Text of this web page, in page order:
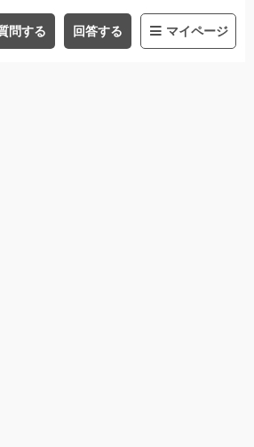
問する 回答する マイページ